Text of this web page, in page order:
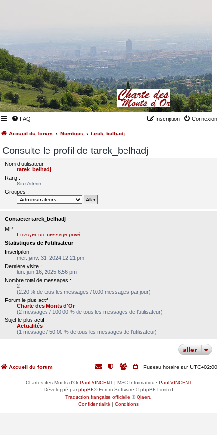
FAQ Connexion
Inscription
Accueil du forum Membres tarek_belhadj
Consulte le profil de tarek_belhadj
Nom d’utilisateur :
tarek_belhadj
Rang :
Site Admin
Groupes :
Contacter tarek_belhadj
MP :
Envoyer un message privé
Statistiques de l’utilisateur
Inscription :
mer. janv. 31, 2024 12:21 pm
Dernière visite :
lun. juin 16, 2025 6:56 pm
Nombre total de messages :
2
(2.20 % de tous les messages / 0.00 messages par jour)
Forum le plus actif :
Charte des Monts d'Or
(2 messages / 100.00 % de tous les messages de l’utilisateur)
Sujet le plus actif :
Actualités
(1 message / 50.00 % de tous les messages de l’utilisateur)
aller
Accueil du forum Fuseau horaire sur UTC+02:00
Chartes des Monts d'OrPaul VINCENT| MSC Informatique Paul VINCENT
Développé parphpBB® Forum Software © phpBB Limited
Traduction française officielle ©Qiaeru
Confidentialité | Conditions